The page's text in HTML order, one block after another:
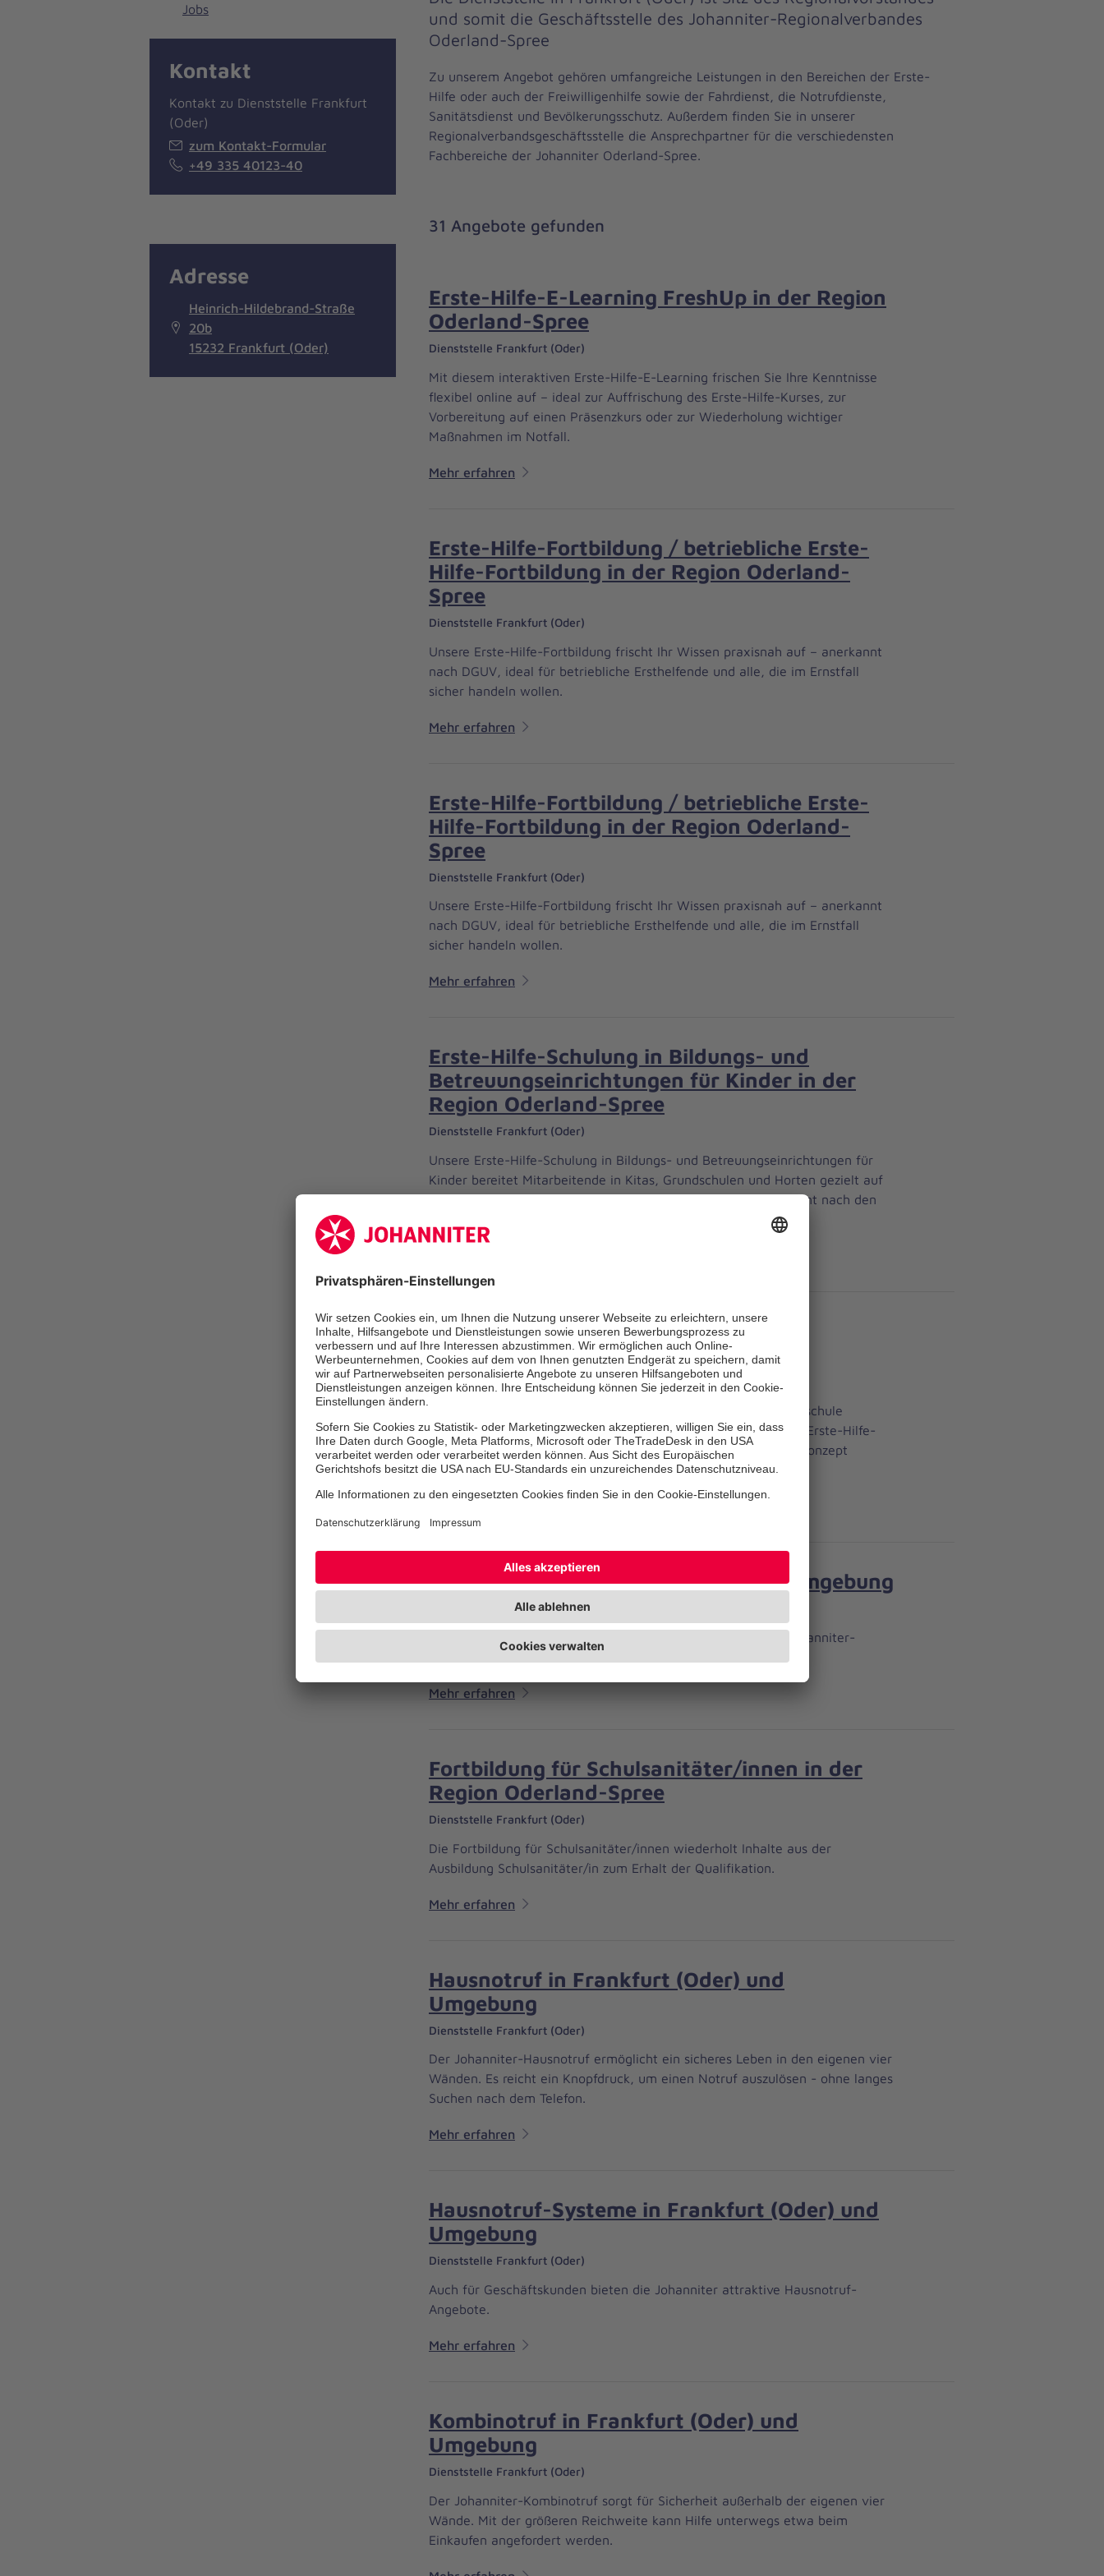
und somit die Geschäftsstelle des Johanniter-Regionalverbandes
Oderland-Spree
Zu unserem Angebot gehören umfangreiche Leistungen in den Bereichen der Erste-
Hilfe oder auch der Freiwilligenhilfe sowie der Fahrdienst, die Notrufdienste,
Sanitätsdienst und Bevölkerungsschutz. Außerdem finden Sie in unserer
Regionalverbandsgeschäftsstelle die Ansprechpartner für die verschiedensten
Fachbereiche der Johanniter Oderland-Spree.
31 Angebote gefunden
Erste-Hilfe-E-Learning FreshUp in der Region
Oderland-Spree
Dienststelle Frankfurt (Oder)
Mit diesem interaktiven Erste-Hilfe-E-Learning frischen Sie Ihre Kenntnisse
flexibel online auf – ideal zur Auffrischung des Erste-Hilfe-Kurses, zur
Vorbereitung auf einen Präsenzkurs oder zur Wiederholung wichtiger
Maßnahmen im Notfall.
Mehr erfahren
Erste-Hilfe-Fortbildung / betriebliche Erste-
Hilfe-Fortbildung in der Region Oderland-
Spree
Dienststelle Frankfurt (Oder)
Unsere Erste-Hilfe-Fortbildung frischt Ihr Wissen praxisnah auf – anerkannt
nach DGUV, ideal für betriebliche Ersthelfende und alle, die im Ernstfall
sicher handeln wollen.
Mehr erfahren
Erste-Hilfe-Fortbildung / betriebliche Erste-
Hilfe-Fortbildung in der Region Oderland-
Spree
Dienststelle Frankfurt (Oder)
Unsere Erste-Hilfe-Fortbildung frischt Ihr Wissen praxisnah auf – anerkannt
nach DGUV, ideal für betriebliche Ersthelfende und alle, die im Ernstfall
sicher handeln wollen.
Mehr erfahren
Erste-Hilfe-Schulung in Bildungs- und
Betreuungseinrichtungen für Kinder in der
Region Oderland-Spree
Dienststelle Frankfurt (Oder)
Unsere Erste-Hilfe-Schulung in Bildungs- und Betreuungseinrichtungen für
Kinder bereitet Mitarbeitende in Kitas, Grundschulen und Horten gezielt auf
Notfälle mit Kindern vor – praxisnah, kindgerecht und anerkannt nach den
Ersthelfer von Morgen in der Region
Oderland-Spree
Dienststelle Frankfurt (Oder)
Im Kurs Ersthelfer von morgen lernen Kinder in Kita und Grundschule
spielerisch, wie sie in Notfällen helfen können – mit einfachen Erste-Hilfe-
Maßnahmen, viel Bewegung und kindgerechtem Wissen. Das Konzept
Ersthelfer von morgen stärkt frühzeitig das…
Mehr erfahren
Fahrdienst in Frankfurt (Oder) und Umgebung
Dienststelle Frankfurt (Oder)
Trotz Krankheit oder Behinderung mobil bleiben - dank des Johanniter-
Mehr erfahren
Fortbildung für Schulsanitäter/innen in der
Region Oderland-Spree
Dienststelle Frankfurt (Oder)
Die Fortbildung für Schulsanitäter/innen wiederholt Inhalte aus der
Ausbildung Schulsanitäter/in zum Erhalt der Qualifikation.
Mehr erfahren
Hausnotruf in Frankfurt (Oder) und
Umgebung
Dienststelle Frankfurt (Oder)
Der Johanniter-Hausnotruf ermöglicht ein sicheres Leben in den eigenen vier
Wänden. Es reicht ein Knopfdruck, um einen Notruf auszulösen - ohne langes
Suchen nach dem Telefon.
Mehr erfahren
Hausnotruf-Systeme in Frankfurt (Oder) und
Umgebung
Dienststelle Frankfurt (Oder)
Auch für Geschäftskunden bieten die Johanniter attraktive Hausnotruf-
Angebote.
Mehr erfahren
Kombinotruf in Frankfurt (Oder) und
Umgebung
Dienststelle Frankfurt (Oder)
Der Johanniter-Kombinotruf sorgt für Sicherheit außerhalb der eigenen vier
Wände. Mit der größeren Reichweite kann Hilfe unterwegs etwa beim
Einkaufen angefordert werden.
Jobs
Kontakt
Kontakt zu Dienststelle Frankfurt
(Oder)
zum Kontakt-Formular
+49 335 40123-40
Adresse
Heinrich-Hildebrand-Straße
20b
15232 Frankfurt (Oder)